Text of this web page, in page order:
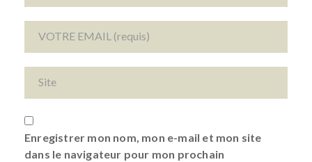
Enregistrer mon nom, mon e-mail et mon site
dans le navigateur pour mon prochain